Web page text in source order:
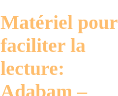
Matériel pour
faciliter la
lecture:
Adabam –